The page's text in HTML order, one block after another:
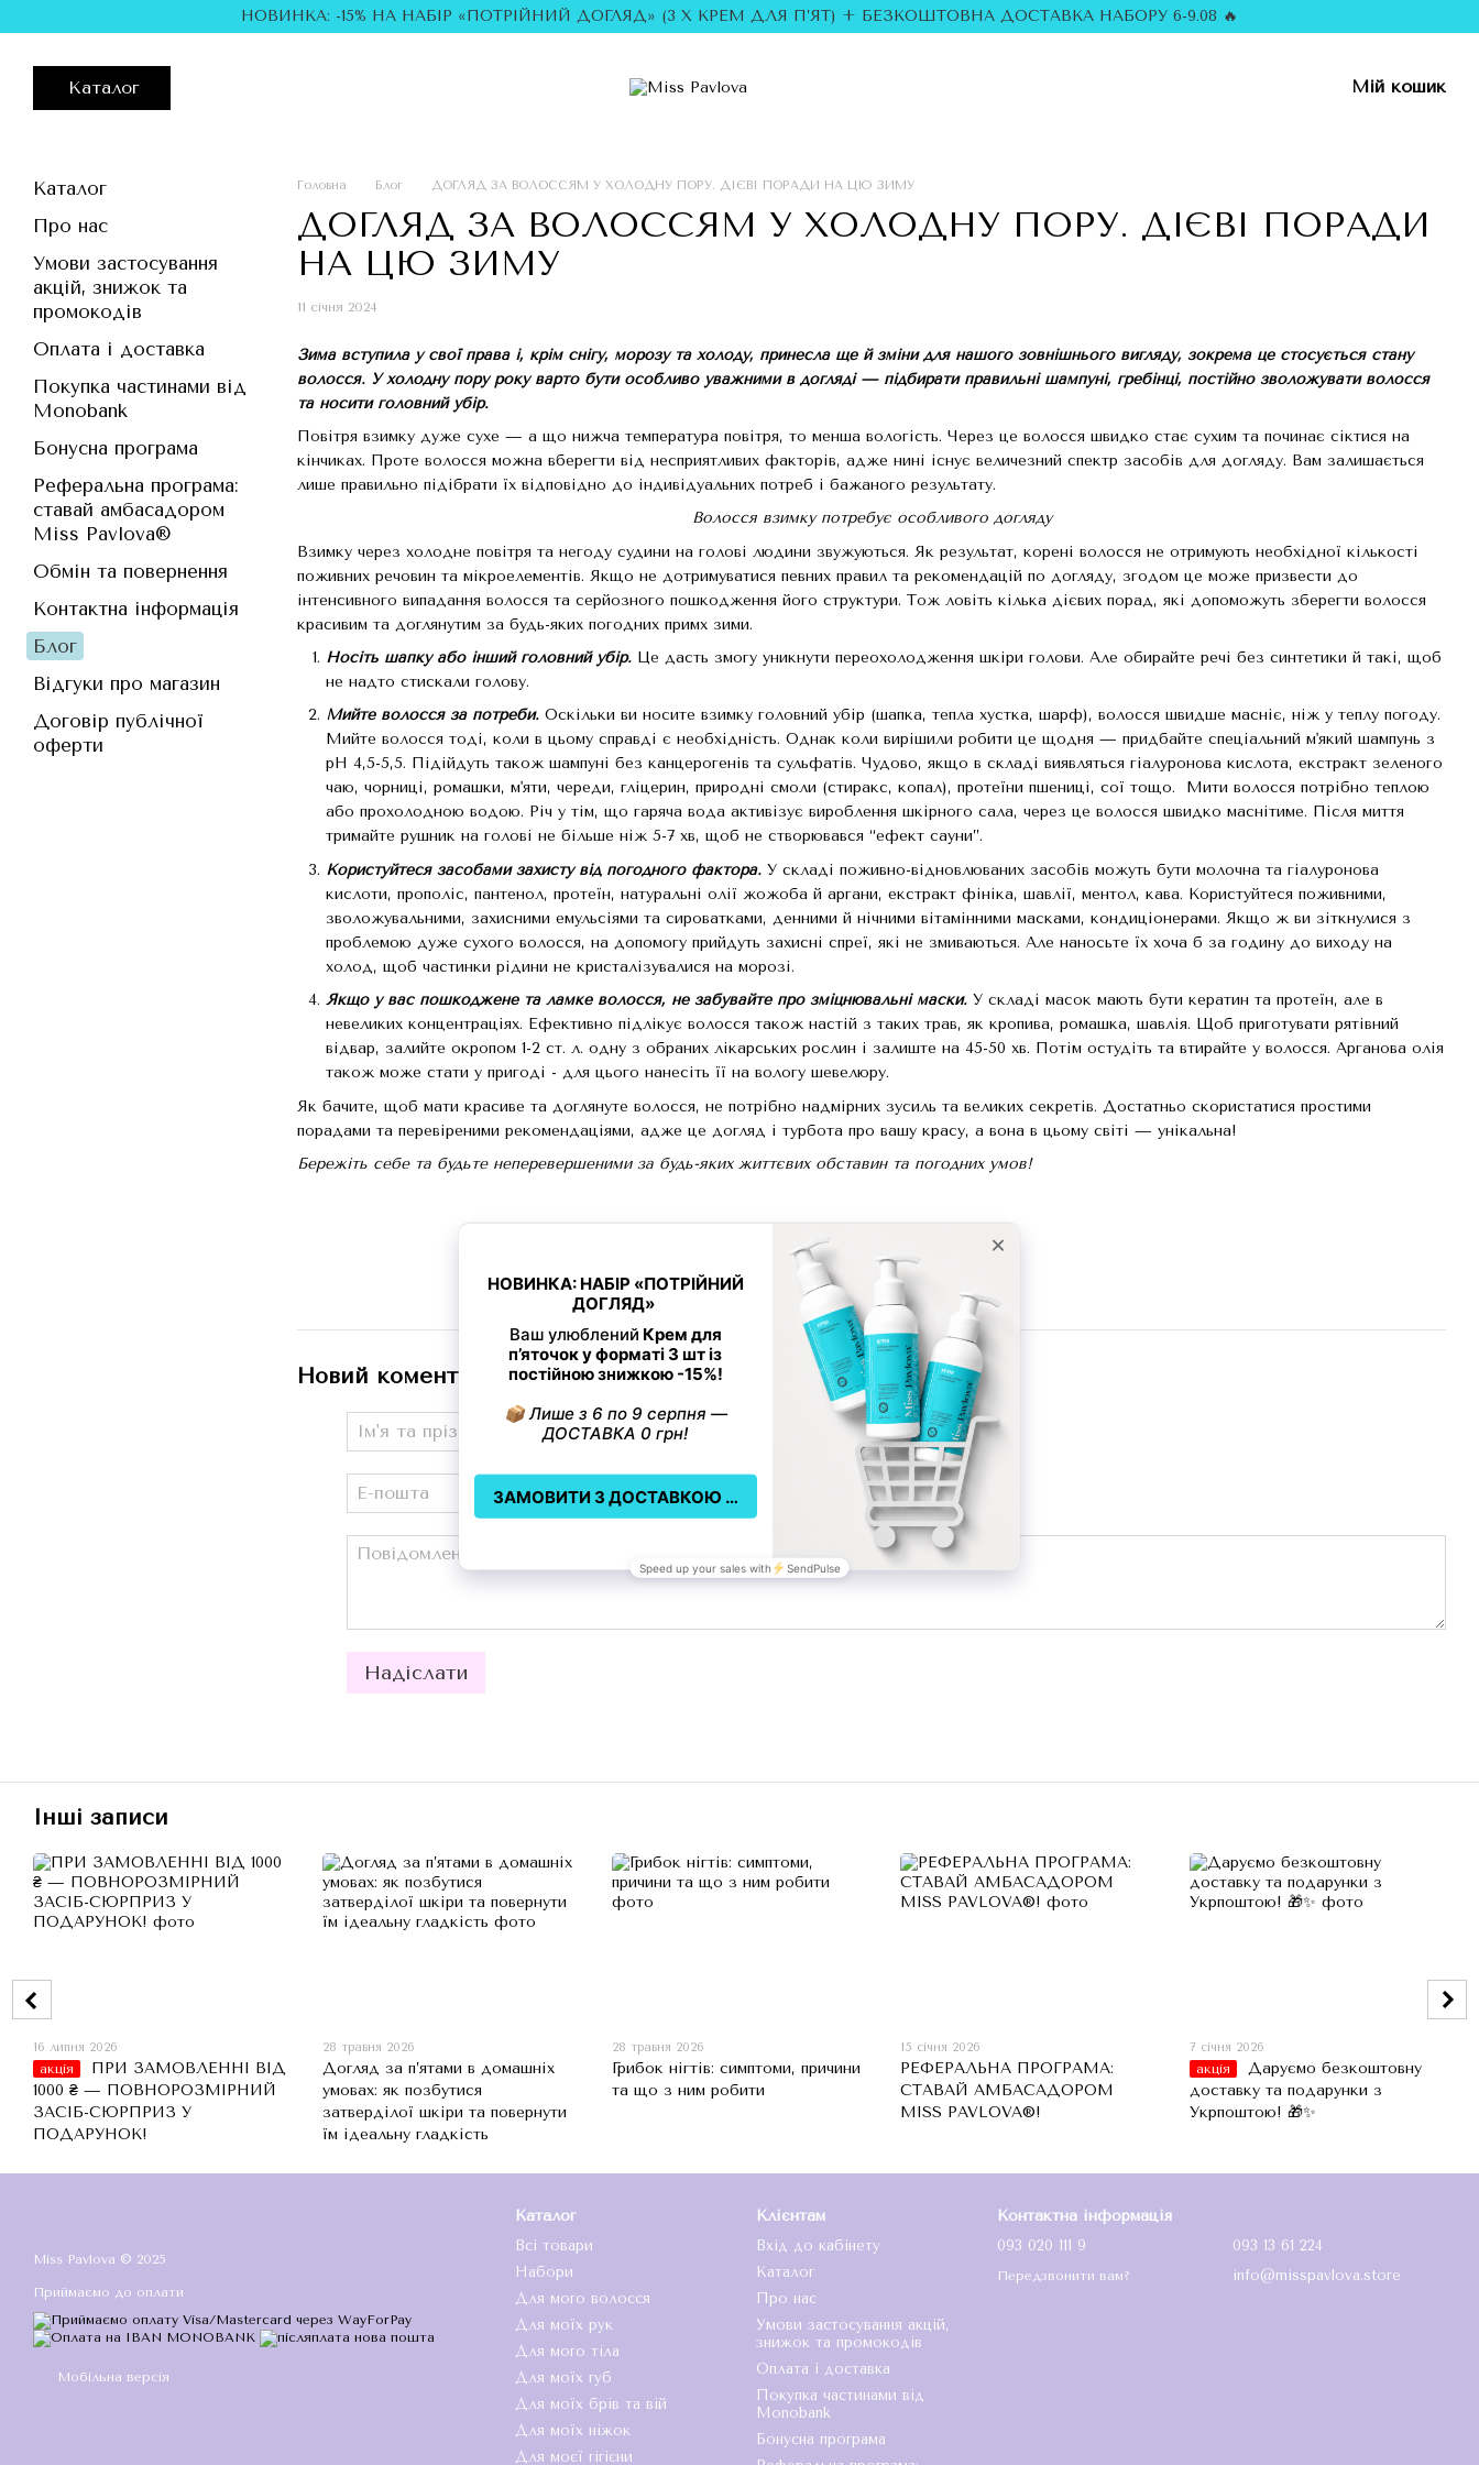
Перейти до основного контентуНОВИНКА: -15% НА НАБІР «ПОТРІЙНИЙ ДОГЛЯД» (3 Х КРЕМ ДЛЯ П’ЯТ) + БЕЗКОШТОВНА ДОСТАВКА НАБОРУ 6-9.08 🔥
Каталог Мій кошик
Головна Блог ДОГЛЯД ЗА ВОЛОССЯМ У ХОЛОДНУ ПОРУ. ДІЄВІ ПОРАДИ НА ЦЮ ЗИМУ
ДОГЛЯД ЗА ВОЛОССЯМ У ХОЛОДНУ ПОРУ. ДІЄВІ ПОРАДИ
НА ЦЮ ЗИМУ
11 січня 2024
Зима вступила у свої права і, крім снігу, морозу та холоду, принесла ще й зміни для нашого зовнішнього вигляду, зокрема це стосується стану
волосся. У холодну пору року варто бути особливо уважними в догляді — підбирати правильні шампуні, гребінці, постійно зволожувати волосся
та носити головний убір.
Повітря взимку дуже сухе — а що нижча температура повітря, то менша вологість. Через це волосся швидко стає сухим та починає сіктися на
кінчиках. Проте волосся можна вберегти від несприятливих факторів, адже нині існує величезний спектр засобів для догляду. Вам залишається
лише правильно підібрати їх відповідно до індивідуальних потреб і бажаного результату.
Волосся взимку потребує особливого догляду
Взимку через холодне повітря та негоду судини на голові людини звужуються. Як результат, корені волосся не отримують необхідної кількості
поживних речовин та мікроелементів. Якщо не дотримуватися певних правил та рекомендацій по догляду, згодом це може призвести до
інтенсивного випадання волосся та серйозного пошкодження його структури. Тож ловіть кілька дієвих порад, які допоможуть зберегти волосся
красивим та доглянутим за будь-яких погодних примх зими.
Носіть шапку або інший головний убір. Це дасть змогу уникнути переохолодження шкіри голови. Але обирайте речі без синтетики й такі, щоб
не надто стискали голову.
Мийте волосся за потреби. Оскільки ви носите взимку головний убір (шапка, тепла хустка, шарф), волосся швидше масніє, ніж у теплу погоду.
Мийте волосся тоді, коли в цьому справді є необхідність. Однак коли вирішили робити це щодня — придбайте спеціальний м'який шампунь з
pH 4,5-5,5. Підійдуть також шампуні без канцерогенів та сульфатів. Чудово, якщо в складі виявляться гіалуронова кислота, екстракт зеленого
чаю, чорниці, ромашки, м'яти, череди, гліцерин, природні смоли (стиракс, копал), протеїни пшениці, сої тощо. Мити волосся потрібно теплою
або прохолодною водою. Річ у тім, що гаряча вода активізує вироблення шкірного сала, через це волосся швидко маснітиме. Після миття
тримайте рушник на голові не більше ніж 5-7 хв, щоб не створювався “ефект сауни”.
Користуйтеся засобами захисту від погодного фактора. У складі поживно-відновлюваних засобів можуть бути молочна та гіалуронова
кислоти, прополіс, пантенол, протеїн, натуральні олії жожоба й аргани, екстракт фініка, шавлії, ментол, кава. Користуйтеся поживними,
зволожувальними, захисними емульсіями та сироватками, денними й нічними вітамінними масками, кондиціонерами. Якщо ж ви зіткнулися з
проблемою дуже сухого волосся, на допомогу прийдуть захисні спреї, які не змиваються. Але наносьте їх хоча б за годину до виходу на
холод, щоб частинки рідини не кристалізувалися на морозі.
Якщо у вас пошкоджене та ламке волосся, не забувайте про зміцнювальні маски. У складі масок мають бути кератин та протеїн, але в
невеликих концентраціях. Ефективно підлікує волосся також настій з таких трав, як кропива, ромашка, шавлія. Щоб приготувати рятівний
відвар, залийте окропом 1-2 ст. л. одну з обраних лікарських рослин і залиште на 45-50 хв. Потім остудіть та втирайте у волосся. Арганова олія
також може стати у пригоді - для цього нанесіть її на вологу шевелюру.
Як бачите, щоб мати красиве та доглянуте волосся, не потрібно надмірних зусиль та великих секретів. Достатньо скористатися простими
порадами та перевіреними рекомендаціями, адже це догляд і турбота про вашу красу, а вона в цьому світі — унікальна!
Бережіть себе та будьте неперевершеними за будь-яких життєвих обставин та погодних умов!
Новий коментар
Увійти за допомогою
Надіслати
Каталог
Про нас
Умови застосування
акцій, знижок та
промокодів
Оплата і доставка
Покупка частинами від
Monobank
Бонусна програма
Реферальна програма:
ставай амбасадором
Miss Pavlova®
Обмін та повернення
Контактна інформація
Блог
Відгуки про магазин
Договір публічної
оферти
Інші записи
16 липня 2026
акція
ПРИ ЗАМОВЛЕННІ ВІД
1000 ₴ — ПОВНОРОЗМІРНИЙ
ЗАСІБ-СЮРПРИЗ У
ПОДАРУНОК!
28 травня 2026
Догляд за п’ятами в домашніх
умовах: як позбутися
затверділої шкіри та повернути
їм ідеальну гладкість
28 травня 2026
Грибок нігтів: симптоми, причини
та що з ним робити
15 січня 2026
РЕФЕРАЛЬНА ПРОГРАМА:
СТАВАЙ АМБАСАДОРОМ
MISS PAVLOVA®!
7 січня 2026
акція
Даруємо безкоштовну
доставку та подарунки з
Укрпоштою! 🎁✨
Miss Pavlova © 2025
Приймаємо до оплати
Мобільна версія
Каталог
Всі товари
Набори
Для мого волосся
Для моїх рук
Для мого тіла
Для моїх губ
Для моїх брів та вій
Для моїх ніжок
Для моєї гігієни
Клієнтам
Вхід до кабінету
Каталог
Про нас
Умови застосування акцій,
знижок та промокодів
Оплата і доставка
Покупка частинами від
Monobank
Бонусна програма
Контактна інформація
093 020 111 9
Передзвонити вам?
093 13 61 224
info@misspavlova.store